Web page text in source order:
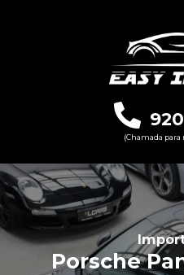
(Chamada para
Porsche